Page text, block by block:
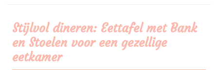
Stijlvol dineren: Eettafel met Bank
en Stoelen voor een gezellige
eetkamer